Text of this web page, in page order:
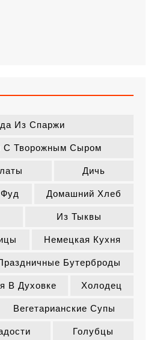
Из Спаржи
С Творожным Сыром
Дичь
Домашний Хлеб
Из Тыквы
Немецкая Кухня
Бутерброды
В Духовке Холодец
Вегетарианские Супы
Голубцы